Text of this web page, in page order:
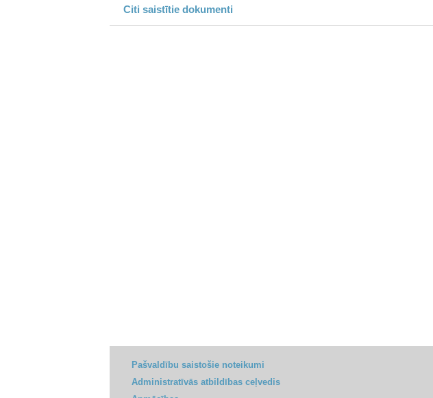
Citi saistītie dokumenti
Pašvaldību saistošie noteikumi
Administratīvās atbildības ceļvedis